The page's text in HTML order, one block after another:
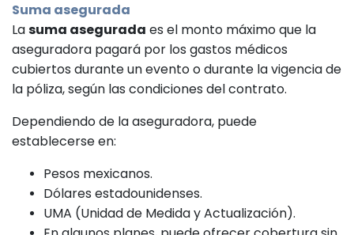
Suma asegurada
Lasuma asegurada es el monto máximo que la
aseguradora pagará por los gastos médicos
cubiertos durante un evento o durante la vigencia de
la póliza, según las condiciones del contrato.
Dependiendo de la aseguradora, puede
establecerse en:
Pesos mexicanos.
Dólares estadounidenses.
UMA (Unidad de Medida y Actualización).